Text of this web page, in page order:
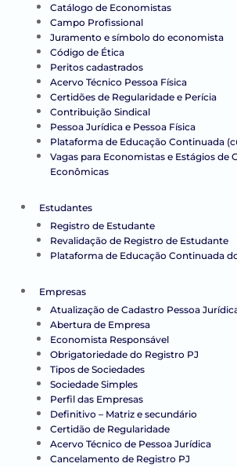
Catálogo de Economistas
Campo Profissional
Juramento e símbolo do economista
Código de Ética
Peritos cadastrados
Acervo Técnico Pessoa Física
Certidões de Regularidade e Perícia
Contribuição Sindical
Pessoa Jurídica e Pessoa Física
Plataforma de Educação Continuada
Vagas para Economistas e Estágios de
Econômicas
Estudantes
Registro de Estudante
Revalidação de Registro de Estudante
Plataforma de Educação Continuada
Empresas
Atualização de Cadastro Pessoa
Abertura de Empresa
Economista Responsável
Obrigatoriedade do Registro PJ
Tipos de Sociedades
Sociedade Simples
Perfil das Empresas
Definitivo – Matriz e secundário
Certidão de Regularidade
Acervo Técnico de Pessoa Jurídica
Cancelamento de Registro PJ